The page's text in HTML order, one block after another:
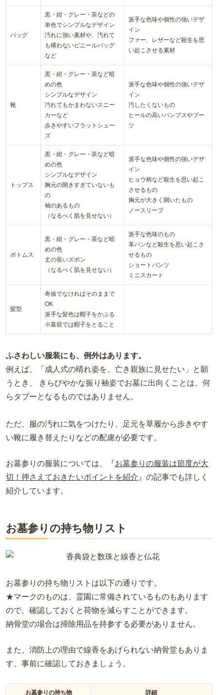
バッグ
黒・紺・グレー・茶などの
単色でシンプルなデザイン
汚れに強い素材や、汚れて
も構わないビニールバッグ
など
派手な色味や個性の強いデザ
イン
ファー、レザーなど殺生を思
い起こさせる素材
靴
黒・紺・グレー・茶など暗
めの色
シンプルなデザイン
汚れてもかまわないスニー
カーなど
歩きやすいフラットシュー
ズ
派手な色味や個性の強いデザ
イン
汚したくないもの
ヒールの高いパンプスやブー
ツ
トップス
黒・紺・グレー・茶など暗
めの色
シンプルなデザイン
胸元の開きすぎていないも
の
袖のあるもの
（なるべく肌を見せない）
派手な色味や個性の強いデザ
イン
ヒョウ柄など殺生を思い起こ
させるもの
胸元が大きく開いたもの
ノースリーブ
ボトムス
黒・紺・グレー・茶など暗
めの色
丈の長いズボン
（なるべく肌を見せない）
派手な色味のもの
革パンなど殺生を思い起こさ
せるもの
ショートパンツ
ミニスカート
髪型
奇抜でなければそのままで
OK
派手な髪色は帽子をかぶる
※墓前では帽子をとること
ふさわしい服装にも、例外はあります。
例えば、「成人式の晴れ姿を、亡き親族に見せたい」と願
うとき、 きらびやかな振り袖姿でお墓に出向くことは、何
らタブーとなるものではありません。
ただ、服の汚れに気をつけたり、足元を草履から歩きやす
い靴に履き替えたりなどの配慮が必要です。
お墓参りの服装については、『お墓参りの服装は節度が大
切！押さえておきたいポイントを紹介 』の記事でも詳しく
紹介しています。
お墓参りの持ち物リスト
お墓参りの持ち物リストは以下の通りです。
★マークのものは、霊園に常備されているものもあります
ので、確認しておくと荷物を減らすことができます。
納骨堂の場合は掃除用品を持参する必要がありません。
また、消防上の理由で線香をあげられない納骨堂もありま
す。事前に確認しておきましょう。
お墓参りの持ち物 詳細